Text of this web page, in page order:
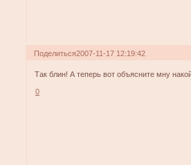
Поделиться2007-11-17 12:19:42
Так блин! А теперь вот объясните мну
0